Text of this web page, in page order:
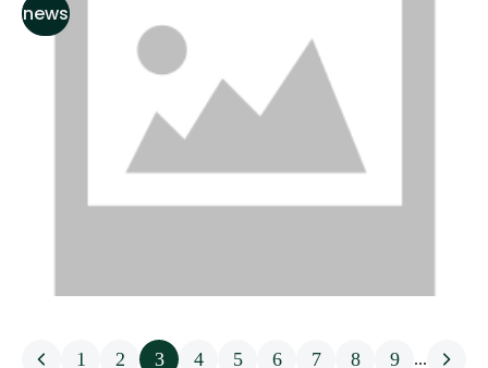
news
1 2 3 4 5 6 7 8 9 ...